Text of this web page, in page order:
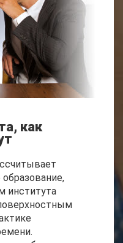
как
института